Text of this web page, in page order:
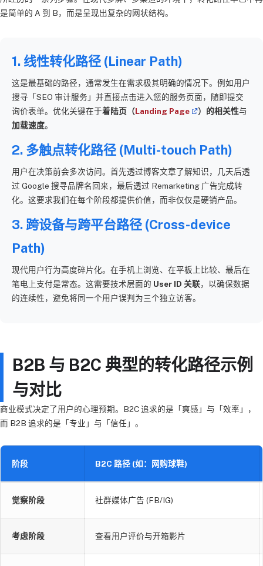
是简单的 A 到 B，而是呈现出复杂的网状结构。
1. 线性转化路径 (Linear Path)
这是最基础的路径，通常发生在需求极其明确的情况下。例如用户
搜寻「SEO 审计服务」并直接点击进入您的服务页面，随即提交
询价表单。优化关键在于着陆页（Landing Page ）的相关性与
加载速度。
2. 多触点转化路径 (Multi-touch Path)
用户在决策前会多次访问。首先透过博客文章了解知识，几天后透
过 Google 搜寻品牌名回来，最后透过 Remarketing 广告完成转
化。这要求我们在每个阶段都提供价值，而非仅仅是硬销产品。
3. 跨设备与跨平台路径 (Cross-device
Path)
现代用户行为高度碎片化。在手机上浏览、在平板上比较、最后在
笔电上支付是常态。这需要技术层面的 User ID 关联，以确保数据
的连续性，避免将同一个用户误判为三个独立访客。
B2B 与 B2C 典型的转化路径示例
与对比
商业模式决定了用户的心理预期。B2C 追求的是「爽感」与「效率」，
而 B2B 追求的是「专业」与「信任」。
阶段 B2C 路径 (如：网购球鞋)
觉察阶段 社群媒体广告 (FB/IG)
考虑阶段 查看用户评价与开箱影片